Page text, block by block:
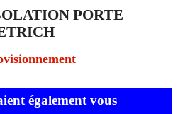
PORTE
également vous